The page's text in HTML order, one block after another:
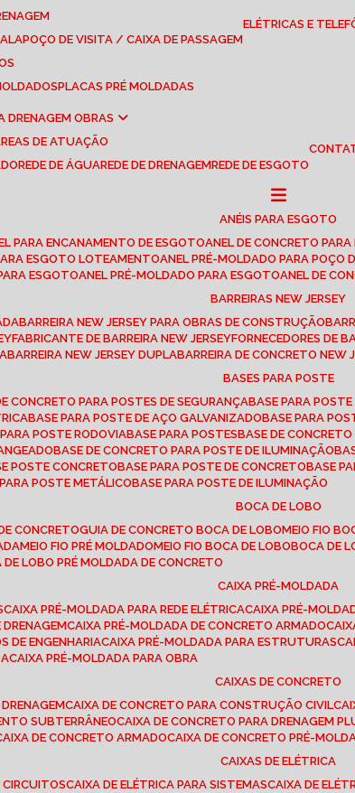
ALA POÇO DE VISITA / CAIXA DE PASSAGEM
ELÉTRICAS E
PLACAS PRÉ MOLDADAS
DRENAGEM OBRAS
ÁREAS DE ATUAÇÃO
REDE DE ÁGUA REDE DE DRENAGEM REDE DE ESGOTO
ANÉIS PARA ESGOTO
PARA ENCANAMENTO DE ESGOTO ANEL DE CONCRETO
ESGOTO LOTEAMENTO ANEL PRÉ-MOLDADO PARA POÇO
ESGOTO ANEL PRÉ-MOLDADO PARA ESGOTO ANEL DE
BARREIRAS NEW JERSEY
BARREIRA NEW JERSEY PARA OBRAS DE CONSTRUÇÃO
FABRICANTE DE BARREIRA NEW JERSEY FORNECEDORES DE
BARREIRA NEW JERSEY DUPLA BARREIRA DE CONCRETO NEW
BASES PARA POSTE
CONCRETO PARA POSTES DE SEGURANÇA BASE PARA
BASE PARA POSTE DE AÇO GALVANIZADO BASE PARA
PARA POSTE RODOVIA BASE PARA POSTES BASE DE
BASE DE CONCRETO PARA POSTE DE ILUMINAÇÃO
POSTE CONCRETO BASE PARA POSTE DE CONCRETO BASE
PARA POSTE METÁLICO BASE PARA POSTE DE ILUMINAÇÃO
BOCA DE LOBO
CONCRETO
GUIA DE CONCRETO BOCA DE LOBO MEIO FIO
MEIO FIO PRÉ MOLDADO MEIO FIO BOCA DE LOBO BOCA DE
DE LOBO PRÉ MOLDADA DE CONCRETO
CAIXA PRÉ-MOLDADA
CAIXA PRÉ-MOLDADA PARA REDE ELÉTRICA CAIXA PRÉ-
DRENAGEM CAIXA PRÉ-MOLDADA DE CONCRETO ARMADO
DE ENGENHARIA CAIXA PRÉ-MOLDADA PARA ESTRUTURAS
CAIXA PRÉ-MOLDADA PARA OBRA
CAIXAS DE CONCRETO
DRENAGEM CAIXA DE CONCRETO PARA CONSTRUÇÃO CIVIL
SUBTERRÂNEO CAIXA DE CONCRETO PARA DRENAGEM
CAIXA DE CONCRETO ARMADO CAIXA DE CONCRETO PRÉ-
CAIXAS DE ELÉTRICA
CIRCUITOS CAIXA DE ELÉTRICA PARA SISTEMAS CAIXA DE